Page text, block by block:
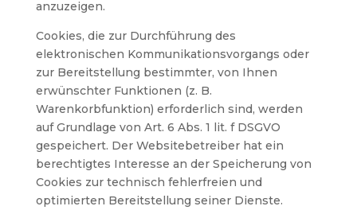
anzuzeigen.
Cookies, die zur Durchführung des
elektronischen Kommunikationsvorgangs oder
zur Bereitstellung bestimmter, von Ihnen
erwünschter Funktionen (z. B.
Warenkorbfunktion) erforderlich sind, werden
auf Grundlage von Art. 6 Abs. 1 lit. f DSGVO
gespeichert. Der Websitebetreiber hat ein
berechtigtes Interesse an der Speicherung von
Cookies zur technisch fehlerfreien und
optimierten Bereitstellung seiner Dienste.